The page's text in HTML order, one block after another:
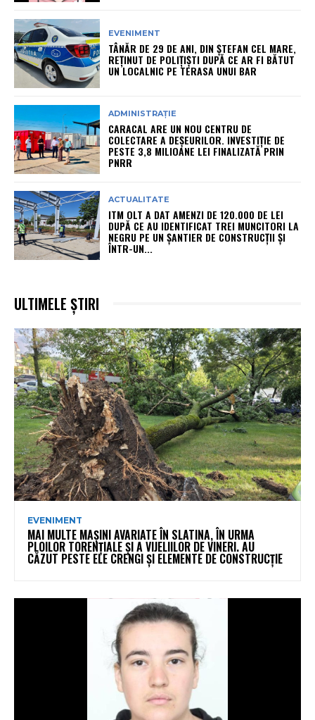
EVENIMENT
TÂNĂR DE 29 DE ANI, DIN ȘTEFAN CEL MARE,
REȚINUT DE POLIȚIȘTI DUPĂ CE AR FI BĂTUT
UN LOCALNIC PE TERASA UNUI BAR
ADMINISTRAȚIE
CARACAL ARE UN NOU CENTRU DE
COLECTARE A DEȘEURILOR. INVESTIȚIE DE
PESTE 3,8 MILIOANE LEI FINALIZATĂ PRIN
PNRR
ACTUALITATE
ITM OLT A DAT AMENZI DE 120.000 DE LEI
DUPĂ CE AU IDENTIFICAT TREI MUNCITORI LA
NEGRU PE UN ȘANTIER DE CONSTRUCȚII ȘI
ÎNTR-UN...
ULTIMELE ȘTIRI
EVENIMENT
MAI MULTE MAȘINI AVARIATE ÎN SLATINA, ÎN URMA
PLOILOR TORENȚIALE ȘI A VIJELIILOR DE VINERI. AU
CĂZUT PESTE ELE CRENGI ȘI ELEMENTE DE CONSTRUCȚIE